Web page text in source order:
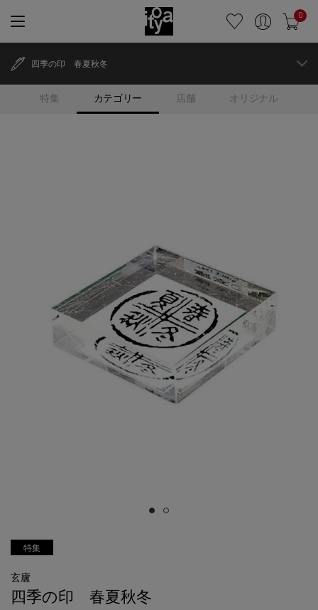
0
特集 カテゴリー 店舗 オリジナル
四季の印 春夏秋冬
特集
玄廬
四季の印 春夏秋冬